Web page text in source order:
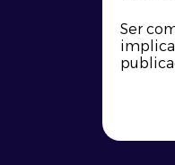
Ser
en